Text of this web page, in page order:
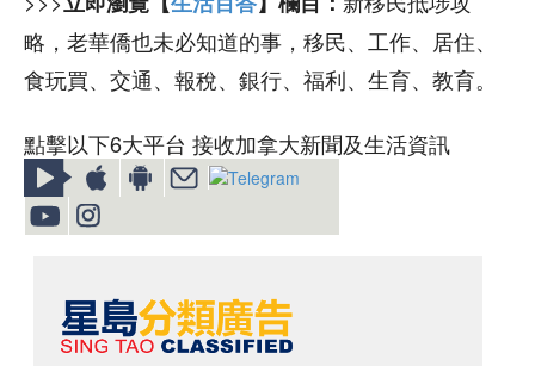
略，老華僑也未必知道的事，移民、工作、居住、
食玩買、交通、報稅、銀行、福利、生育、教育。
點擊以下6大平台 接收加拿大新聞及生活資訊